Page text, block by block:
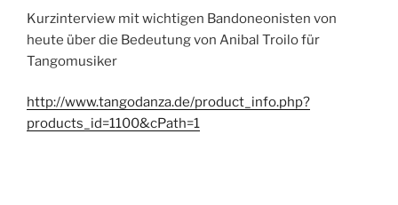
Kurzinterview mit wichtigen Bandoneonisten von
heute über die Bedeutung von Anibal Troilo für
Tangomusiker
http://www.tangodanza.de/product_info.php?
products_id=1100&cPath=1